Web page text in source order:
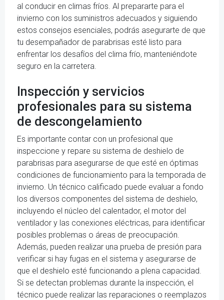
al conducir en climas fríos. Al prepararte para el
invierno con los suministros adecuados y siguiendo
estos consejos esenciales, podrás asegurarte de que
tu desempañador de parabrisas esté listo para
enfrentar los desafíos del clima frío, manteniéndote
seguro en la carretera.
Inspección y servicios
profesionales para su sistema
de descongelamiento
Es importante contar con un profesional que
inspeccione y repare su sistema de deshielo de
parabrisas para asegurarse de que esté en óptimas
condiciones de funcionamiento para la temporada de
invierno. Un técnico calificado puede evaluar a fondo
los diversos componentes del sistema de deshielo,
incluyendo el núcleo del calentador, el motor del
ventilador y las conexiones eléctricas, para identificar
posibles problemas o áreas de preocupación.
Además, pueden realizar una prueba de presión para
verificar si hay fugas en el sistema y asegurarse de
que el deshielo esté funcionando a plena capacidad.
Si se detectan problemas durante la inspección, el
técnico puede realizar las reparaciones o reemplazos